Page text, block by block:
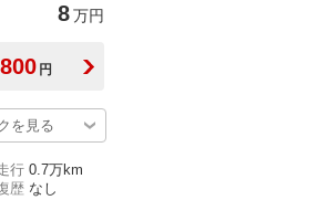
8万円
円
を見る
行 0.7万km
歴 なし